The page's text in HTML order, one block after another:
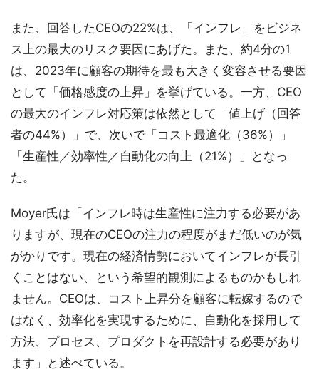
また、回答したCEOの22%は、「インフレ」をビジネ
ス上の最大のリスク要因にあげた。また、約4分の1
は、2023年に顧客の期待を最も大きく変容させる要因
として「価格感度の上昇」を挙げている。一方、CEO
の最大のインフレ対応策は依然として「値上げ（回答
者の44%）」で、次いで「コスト最適化（36%）」
「生産性／効率性／自動化の向上（21%）」となっ
た。
Moyer氏は「インフレ時は生産性に注力する必要があ
りますが、現在のCEOの注力の程度がまだ低いのが気
がかりです。現在の経済情勢においてインフレが長引
くことはない、という希望的観測によるものかもしれ
ません。CEOは、コスト上昇分を顧客に転嫁するので
はなく、効率化を実現するために、自動化を採用して
方法、プロセス、プロダクトを再設計する必要があり
ます」と述べている。